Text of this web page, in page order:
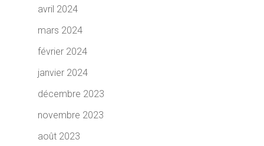
avril 2024
mars 2024
février 2024
janvier 2024
décembre 2023
novembre 2023
août 2023